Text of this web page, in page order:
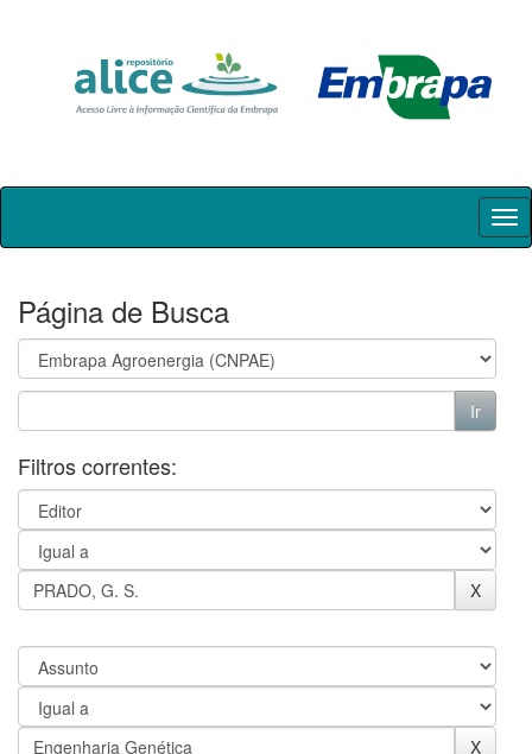
Skip
Página de Busca
Filtros correntes: